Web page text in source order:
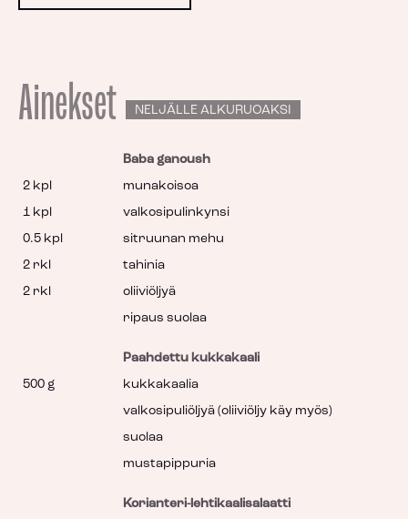
Ainekset NELJÄLLE ALKURUOAKSI
Baba ganoush
munakoisoa
2 kpl
valkosipulinkynsi
1 kpl
sitruunan mehu
0.5 kpl
tahinia
2 rkl
oliiviöljyä
2 rkl
ripaus suolaa
Paahdettu kukkakaali
kukkakaalia
500 g
valkosipuliöljyä (oliiviöljy käy myös)
suolaa
mustapippuria
Korianteri-lehtikaalisalaatti